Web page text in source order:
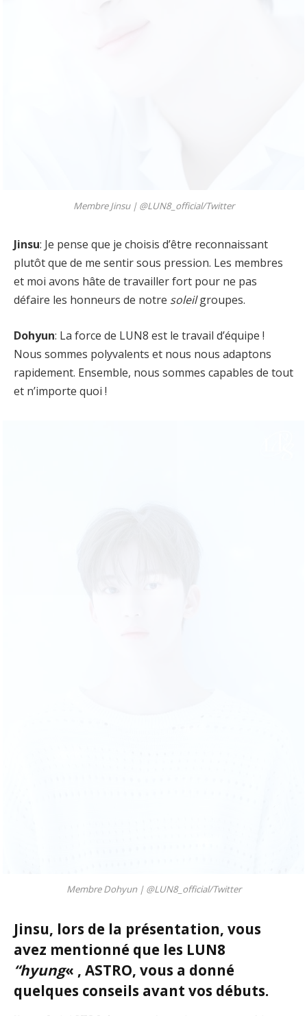
Membre Jinsu | @LUN8_official/Twitter
Jinsu: Je pense que je choisis d’être reconnaissant
plutôt que de me sentir sous pression. Les membres
et moi avons hâte de travailler fort pour ne pas
défaire les honneurs de notre soleilgroupes.
Dohyun: La force de LUN8 est le travail d’équipe !
Nous sommes polyvalents et nous nous adaptons
rapidement. Ensemble, nous sommes capables de tout
et n’importe quoi !
Membre Dohyun | @LUN8_official/Twitter
Jinsu, lors de la présentation, vous
avez mentionné que les LUN8
“hyung« , ASTRO, vous a donné
quelques conseils avant vos débuts.